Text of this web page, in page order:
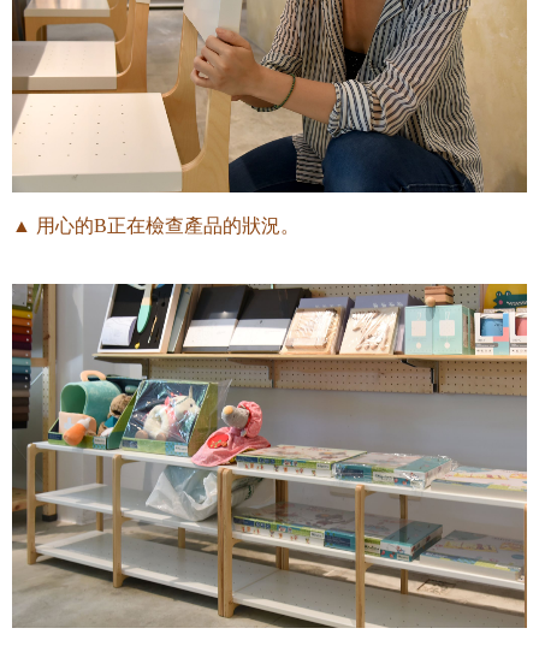
▲ 用心的B正在檢查產品的狀況。